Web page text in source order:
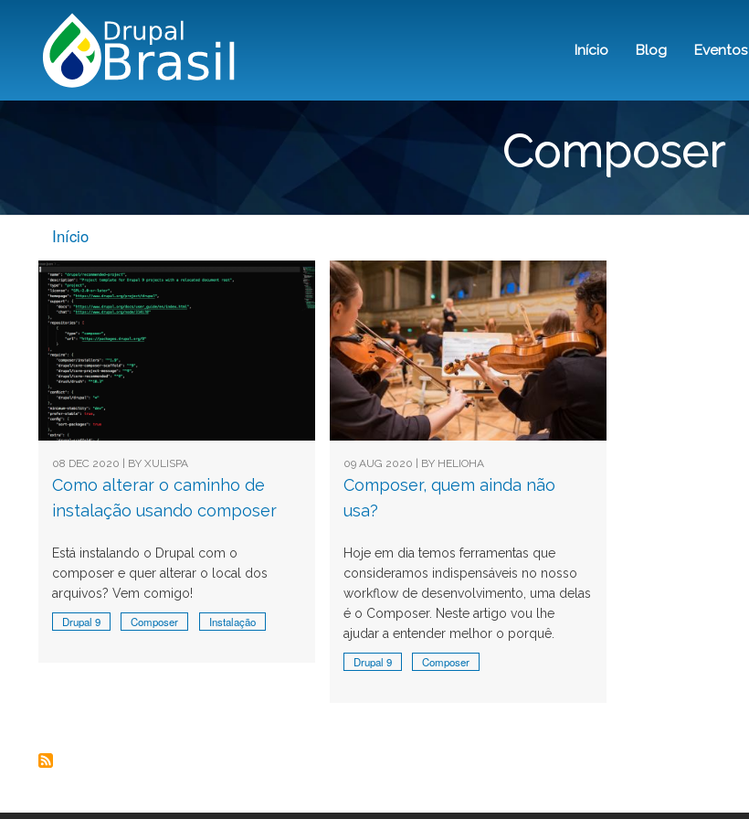
PRINCIPAL
Início Blog Eventos
Composer
TRILHA
DE
NAVEGAÇÃO
Início
08 DEC 2020 | BY XULISPA
Como alterar o caminho de
instalação usando composer
Está instalando o Drupal com o
composer e quer alterar o local dos
arquivos? Vem comigo!
Drupal 9
Composer Instalação
09 AUG 2020 | BY HELIOHA
Composer, quem ainda não
usa?
Hoje em dia temos ferramentas que
consideramos indispensáveis no nosso
workflow de desenvolvimento, uma delas
é o Composer. Neste artigo vou lhe
ajudar a entender melhor o porquê.
Drupal 9
Composer